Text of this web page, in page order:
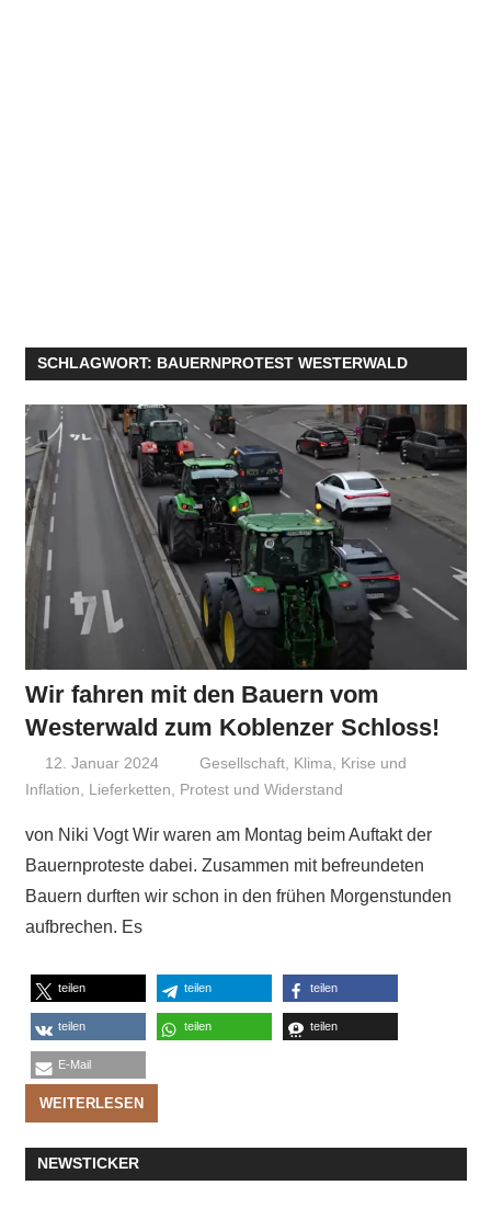
SCHLAGWORT: BAUERNPROTEST WESTERWALD
Wir fahren mit den Bauern vom
Westerwald zum Koblenzer Schloss!
12. Januar 2024 Niki Vogt
Gesellschaft, Klima, Krise und
Inflation, Lieferketten, Protest und Widerstand
von Niki Vogt Wir waren am Montag beim Auftakt der
Bauernproteste dabei. Zusammen mit befreundeten
Bauern durften wir schon in den frühen Morgenstunden
aufbrechen. Es
teilen teilen teilen
teilen teilen teilen
E-Mail
WEITERLESEN
NEWSTICKER